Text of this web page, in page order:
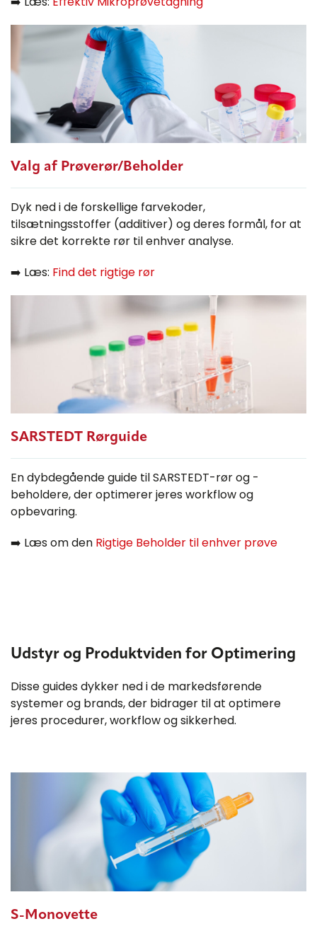
Valg af Prøverør/Beholder
Dyk ned i de forskellige farvekoder,
tilsætningsstoffer (additiver) og deres formål, for at
sikre det korrekte rør til enhver analyse.
➡️ Læs: Find det rigtige rør
SARSTEDT Rørguide
En dybdegående guide til SARSTEDT-rør og -
beholdere, der optimerer jeres workflow og
opbevaring.
➡️ Læs om den Rigtige Beholder til enhver prøve
Udstyr og Produktviden for Optimering
Disse guides dykker ned i de markedsførende
systemer og brands, der bidrager til at optimere
jeres procedurer, workflow og sikkerhed.
S-Monovette